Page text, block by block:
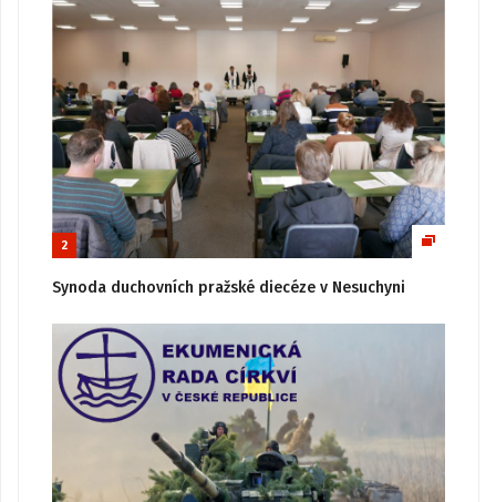
2
Synoda duchovních pražské diecéze v Nesuchyni